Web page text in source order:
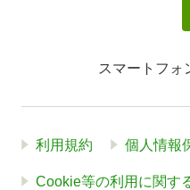
スマートフォ
利用規約 個人情報
Cookie等の利用に関す